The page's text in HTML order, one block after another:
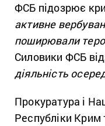
ФСБ підозрює
активне
поширювали
Силовики ФСБ
діяльність
Прокуратура і
Республіки Крим